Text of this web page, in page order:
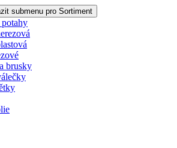
submenu pro Sortiment
brusky